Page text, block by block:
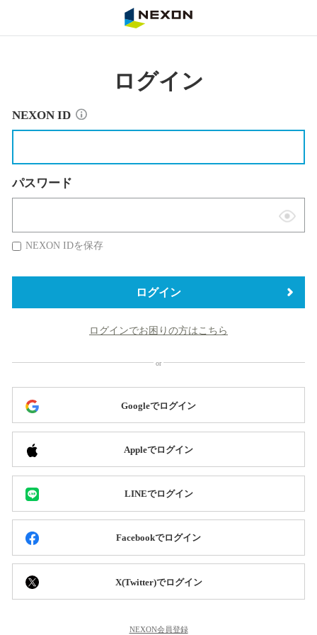
ログイン
NEXON ID
パスワード
表
替
NEXON IDを保存
ログイン
ログインでお困りの方はこちら
Googleでログイン
Appleでログイン
LINEでログイン
Facebookでログイン
X(Twitter)でログイン
NEXON会員登録